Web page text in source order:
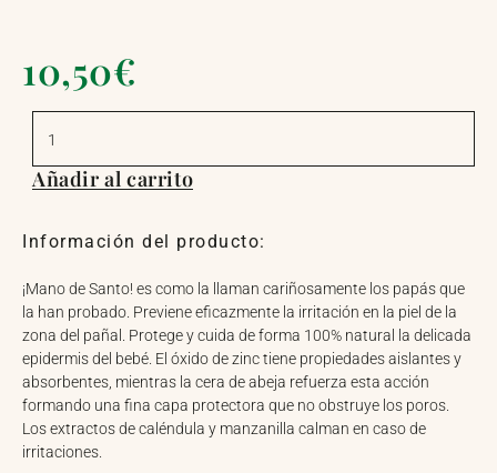
10,50€
CREMA
PAÑAL
CALÉNDULA
cantidad
Añadir al carrito
Información del producto:
¡Mano de Santo! es como la llaman cariñosamente los papás que
la han probado. Previene eficazmente la irritación en la piel de la
zona del pañal. Protege y cuida de forma 100% natural la delicada
epidermis del bebé. El óxido de zinc tiene propiedades aislantes y
absorbentes, mientras la cera de abeja refuerza esta acción
formando una fina capa protectora que no obstruye los poros.
Los extractos de caléndula y manzanilla calman en caso de
irritaciones.